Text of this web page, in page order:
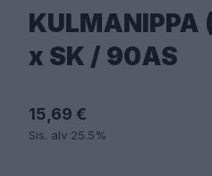
KULMANIPPA
x SK / 90AS
15,69 €
Sis. alv 25.5%